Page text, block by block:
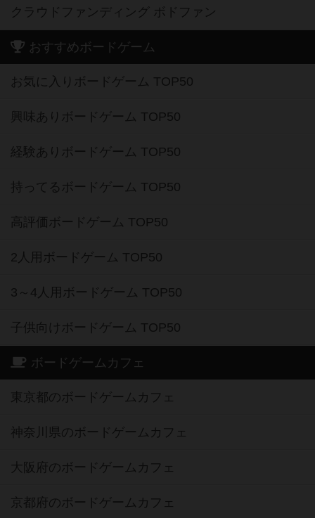
クラウドファンディング ボドファン
おすすめボードゲーム
お気に入りボードゲーム TOP50
興味ありボードゲーム TOP50
経験ありボードゲーム TOP50
持ってるボードゲーム TOP50
高評価ボードゲーム TOP50
2人用ボードゲーム TOP50
3～4人用ボードゲーム TOP50
子供向けボードゲーム TOP50
ボードゲームカフェ
東京都のボードゲームカフェ
神奈川県のボードゲームカフェ
大阪府のボードゲームカフェ
京都府のボードゲームカフェ